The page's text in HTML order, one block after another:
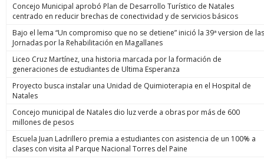
Concejo Municipal aprobó Plan de Desarrollo Turístico de Natales
centrado en reducir brechas de conectividad y de servicios básicos
Bajo el lema “Un compromiso que no se detiene” inició la 39ª version de las
Jornadas por la Rehabilitación en Magallanes
Liceo Cruz Martínez, una historia marcada por la formación de
generaciones de estudiantes de Ultima Esperanza
Proyecto busca instalar una Unidad de Quimioterapia en el Hospital de
Natales
Concejo municipal de Natales dio luz verde a obras por más de 600
millones de pesos
Escuela Juan Ladrillero premia a estudiantes con asistencia de un 100% a
clases con visita al Parque Nacional Torres del Paine